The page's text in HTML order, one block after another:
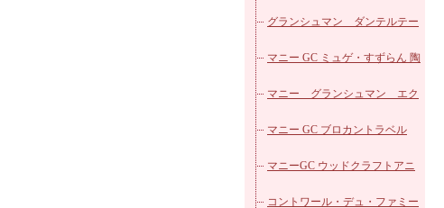
ラス
マニー ステンシルローズ 陶
器
マニー ブルーローズ シリーズ
マニー ノンブルシリーズ
マニー プチメゾン陶器
マニー バンドゥメール
マニー プティ タンジュ
グランシュマン ダンテルテー
ブルウェア
マニー GC ミュゲ・すずらん 陶
器
マニー グランシュマン エク
リュ
マニー GC ブロカントラベル
マニーGC ウッドクラフトアニ
マル
コントワール・デュ・ファミー